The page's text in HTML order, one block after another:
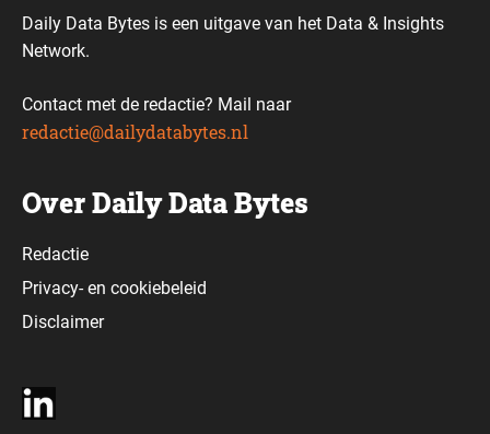
Daily Data Bytes is een uitgave van het Data & Insights
Network.
Contact met de redactie? Mail naar
redactie@dailydatabytes.nl
Over Daily Data Bytes
Redactie
Privacy-en cookiebeleid
Disclaimer